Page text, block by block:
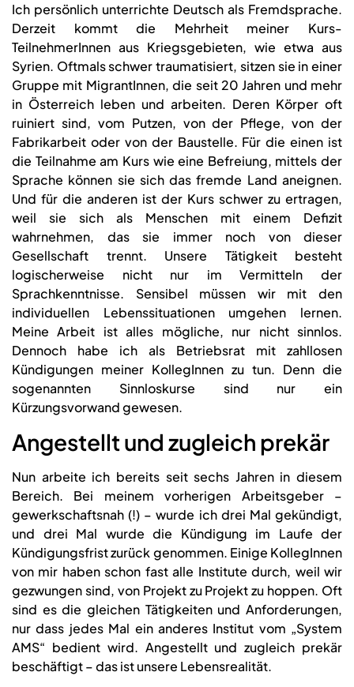
Ich persönlich unterrichte Deutsch als Fremdsprache.
Derzeit kommt die Mehrheit meiner Kurs-
TeilnehmerInnen aus Kriegsgebieten, wie etwa aus
Syrien. Oftmals schwer traumatisiert, sitzen sie in einer
Gruppe mit MigrantInnen, die seit 20 Jahren und mehr
in Österreich leben und arbeiten. Deren Körper oft
ruiniert sind, vom Putzen, von der Pflege, von der
Fabrikarbeit oder von der Baustelle. Für die einen ist
die Teilnahme am Kurs wie eine Befreiung, mittels der
Sprache können sie sich das fremde Land aneignen.
Und für die anderen ist der Kurs schwer zu ertragen,
weil sie sich als Menschen mit einem Defizit
wahrnehmen, das sie immer noch von dieser
Gesellschaft trennt. Unsere Tätigkeit besteht
logischerweise nicht nur im Vermitteln der
Sprachkenntnisse. Sensibel müssen wir mit den
individuellen Lebenssituationen umgehen lernen.
Meine Arbeit ist alles mögliche, nur nicht sinnlos.
Dennoch habe ich als Betriebsrat mit zahllosen
Kündigungen meiner KollegInnen zu tun. Denn die
sogenannten Sinnloskurse sind nur ein
Kürzungsvorwand gewesen.
Angestellt und zugleich prekär
Nun arbeite ich bereits seit sechs Jahren in diesem
Bereich. Bei meinem vorherigen Arbeitsgeber –
gewerkschaftsnah (!) – wurde ich drei Mal gekündigt,
und drei Mal wurde die Kündigung im Laufe der
Kündigungsfrist zurück genommen. Einige KollegInnen
von mir haben schon fast alle Institute durch, weil wir
gezwungen sind, von Projekt zu Projekt zu hoppen. Oft
sind es die gleichen Tätigkeiten und Anforderungen,
nur dass jedes Mal ein anderes Institut vom „System
AMS“ bedient wird. Angestellt und zugleich prekär
beschäftigt – das ist unsere Lebensrealität.